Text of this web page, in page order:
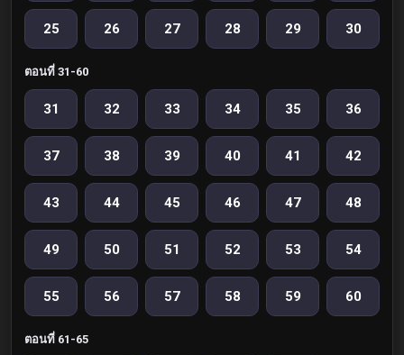
25 26 27 28 29 30
ตอนที่ 31-60
31 32 33 34 35 36
37 38 39 40 41 42
43 44 45 46 47 48
49 50 51 52 53 54
55 56 57 58 59 60
ตอนที่ 61-65